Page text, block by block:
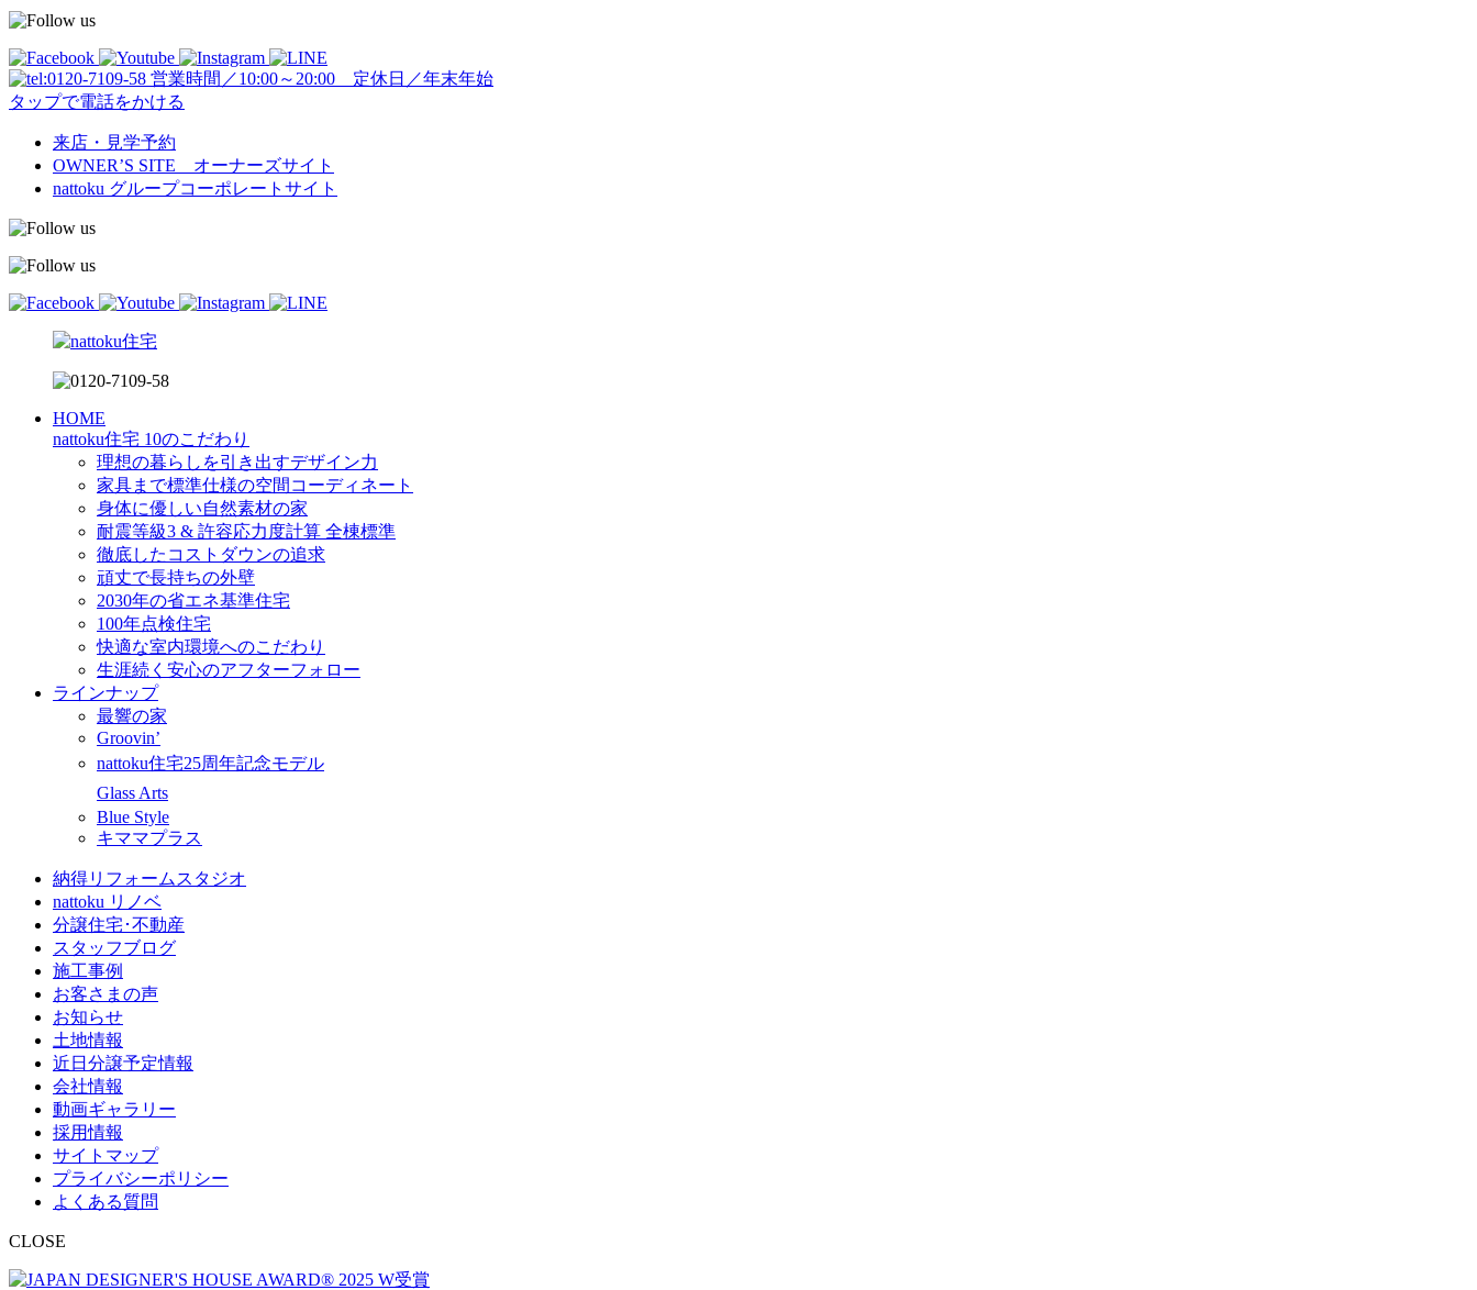
営業時間／10:00～20:00 定休日／年末年始
タップで電話をかける
来店・見学予約
OWNER’S SITE オーナーズサイト
nattoku グループコーポレートサイト
HOME
nattoku住宅 10のこだわり
理想の暮らしを引き出すデザイン力
家具まで標準仕様の空間コーディネート
身体に優しい自然素材の家
耐震等級3 & 許容応力度計算 全棟標準
徹底したコストダウンの追求
頑丈で長持ちの外壁
2030年の省エネ基準住宅
100年点検住宅
快適な室内環境へのこだわり
生涯続く安心のアフターフォロー
ラインナップ
最響の家
Groovin’
nattoku住宅25周年記念モデル
Glass Arts
Blue Style
キママプラス
納得リフォームスタジオ
nattoku リノベ
分譲住宅･不動産
スタッフブログ
施工事例
お客さまの声
お知らせ
土地情報
近日分譲予定情報
会社情報
動画ギャラリー
採用情報
サイトマップ
プライバシーポリシー
よくある質問
CLOSE